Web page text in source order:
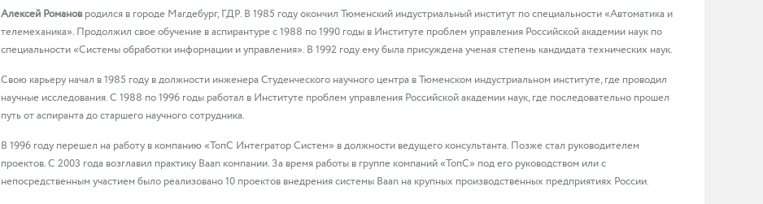
Алексей Романовродился в городе Магдебург, ГДР. В 1985 году окончил Тюменский индустриальный институт по специальности «Автоматика и
телемеханика». Продолжил свое обучение в аспирантуре с 1988 по 1990 годы в Институте проблем управления Российской академии наук по
специальности «Системы обработки информации и управления». В 1992 году ему была присуждена ученая степень кандидата технических наук.
Свою карьеру начал в 1985 году в должности инженера Студенческого научного центра в Тюменском индустриальном институте, где проводил
научные исследования. С 1988 по 1996 годы работал в Институте проблем управления Российской академии наук, где последовательно прошел
путь от аспиранта до старшего научного сотрудника.
В 1996 году перешел на работу в компанию «ТопС Интегратор Систем» в должности ведущего консультанта. Позже стал руководителем
проектов. С 2003 года возглавил практику Baan компании. За время работы в группе компаний «ТопС» под его руководством или с
непосредственным участием было реализовано 10 проектов внедрения системы Baan на крупных производственных предприятиях России.